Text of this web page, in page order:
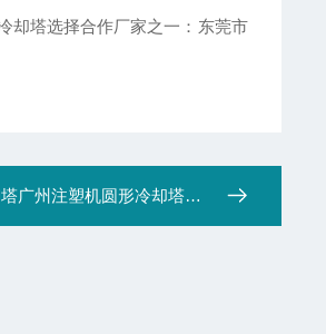
却塔选择合作厂家之一：东莞市
广州注塑机圆形冷却塔厂家